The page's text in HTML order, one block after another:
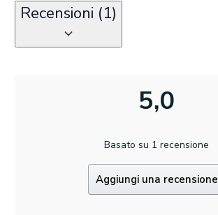
Recensioni (1)
5,0
Basato su 1 recensione
Aggiungi una recensione